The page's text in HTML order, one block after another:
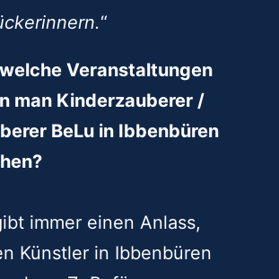
“
Veranstaltungen
man Kinderzauberer /
BeLu in Ibbenbüren
immer einen Anlass,
Künstler in Ibbenbüren